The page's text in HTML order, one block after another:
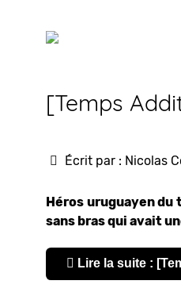
[Temps
Écrit par : Nicolas
Héros uruguayen
sans bras qui avait
Lire la suite :